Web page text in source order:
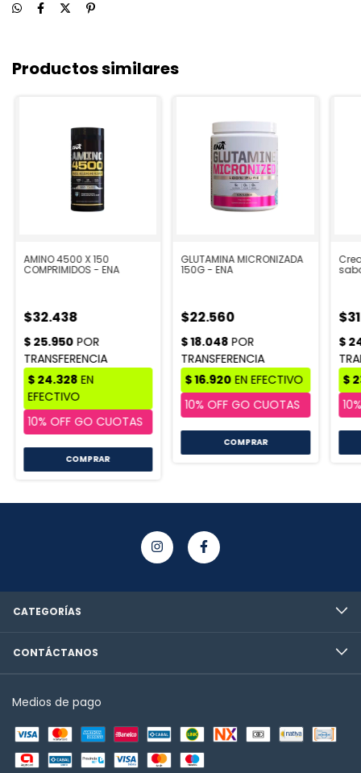
Productos similares
AMINO 4500 X 150
COMPRIMIDOS - ENA
$32.438
GLUTAMINA MICRONIZADA
150G - ENA
$22.560
CATEGORÍAS
CONTÁCTANOS
Medios de pago